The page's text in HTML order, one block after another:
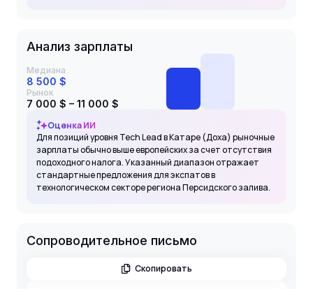
Анализ зарплаты
Медиана
8 500 $
Рынок
7 000 $ – 11 000 $
Оценка ИИ
Для позиций уровня Tech Lead в Катаре (Доха) рыночные
зарплаты обычно выше европейских за счет отсутствия
подоходного налога. Указанный диапазон отражает
стандартные предложения для экспатов в
технологическом секторе региона Персидского залива.
Сопроводительное письмо
Скопировать